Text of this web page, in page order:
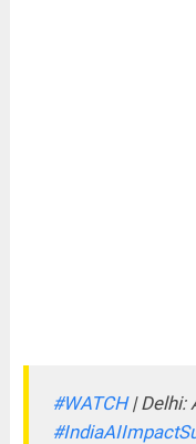
#WATCH| Delhi: